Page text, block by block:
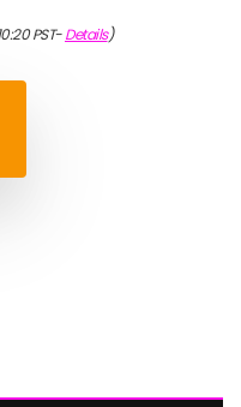
PST-Details)